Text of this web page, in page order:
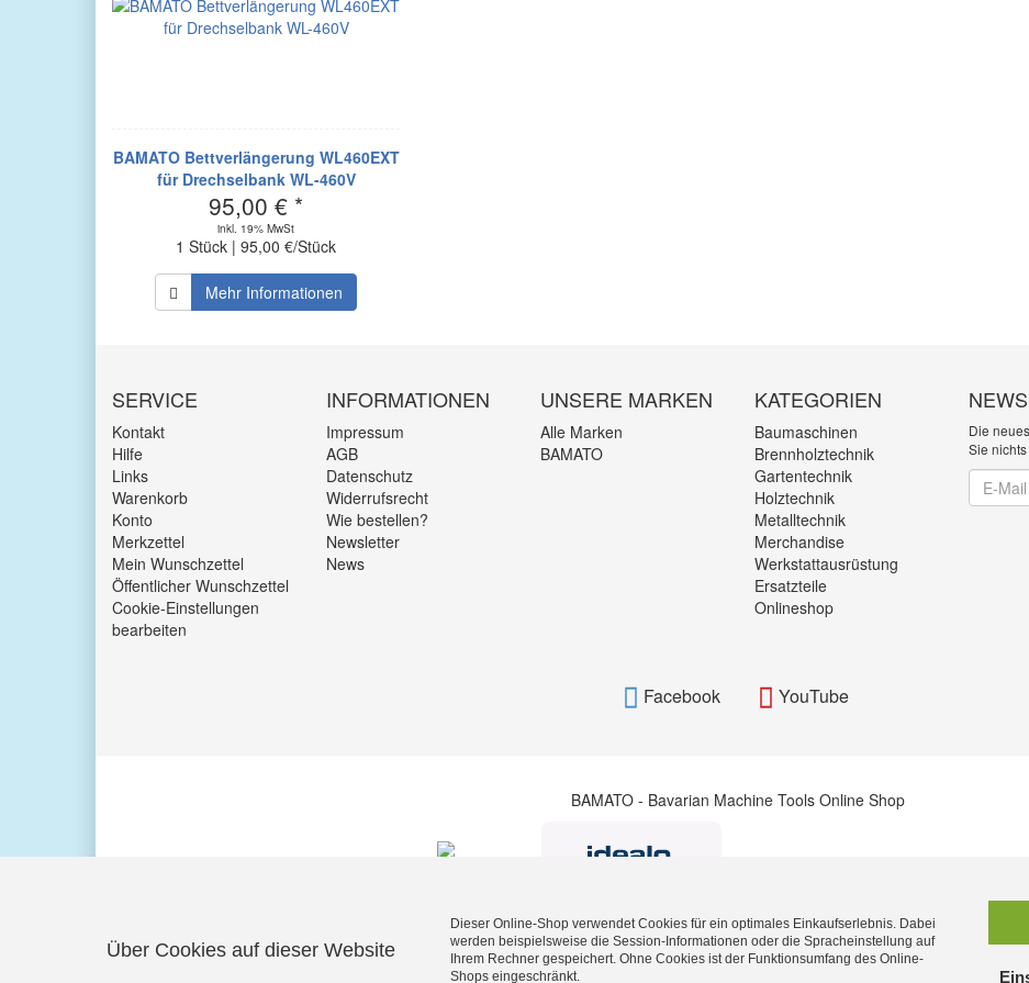
BAMATO Bettverlängerung WL460EXT
für Drechselbank WL-460V
95,00 € *
inkl. 19% MwSt
1 Stück | 95,00 €/Stück
Mehr Informationen
SERVICE
Kontakt
Hilfe
Links
Warenkorb
Konto
Merkzettel
Mein Wunschzettel
Öffentlicher Wunschzettel
Cookie-Einstellungen
bearbeiten
INFORMATIONEN
Impressum
AGB
Datenschutz
Widerrufsrecht
Wie bestellen?
Newsletter
News
UNSERE MARKEN
Alle Marken
BAMATO
KATEGORIEN
Baumaschinen
Brennholztechnik
Gartentechnik
Holztechnik
Metalltechnik
Merchandise
Werkstattausrüstung
Ersatzteile
Onlineshop
Die
Sie
Newsletter
Facebook YouTube
BAMATO - Bavarian Machine Tools Online Shop
Über Cookies auf dieser Website
Dieser Online-Shop verwendet Cookies für ein optimales Einkaufserlebnis. Dabei
werden beispielsweise die Session-Informationen oder die Spracheinstellung auf
Ihrem Rechner gespeichert. Ohne Cookies ist der Funktionsumfang des Online-
Shops eingeschränkt.